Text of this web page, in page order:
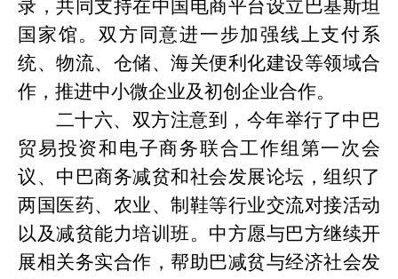
录，共同支持在中国电商平台设立巴基斯坦
国家馆。双方同意进一步加强线上支付系
统、物流、仓储、海关便利化建设等领域合
作，推进中小微企业及初创企业合作。
二十六、双方注意到，今年举行了中巴
贸易投资和电子商务联合工作组第一次会
议、中巴商务减贫和社会发展论坛，组织了
两国医药、农业、制鞋等行业交流对接活动
以及减贫能力培训班。中方愿与巴方继续开
展相关务实合作，帮助巴减贫与经济社会发